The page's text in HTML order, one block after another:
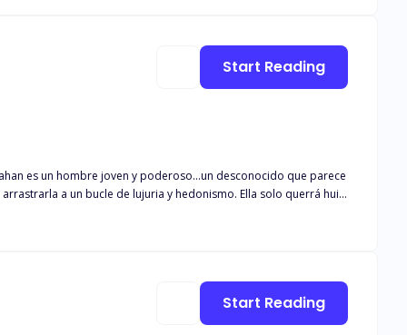
a un bucle de lujuria y hedonismo. Ella solo querrá huir
la historia de una pasión prohibida. ESTA HISTORIA
Start Reading
Start Reading